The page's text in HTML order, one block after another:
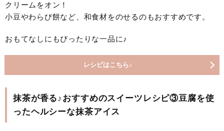
クリームをオン！
小豆やわらび餅など、和食材をのせるのもおすすめです。
おもてなしにもぴったりな一品に♪
レシピはこちら♪
抹茶が香る♪おすすめのスイーツレシピ③豆腐を使
ったヘルシーな抹茶アイス